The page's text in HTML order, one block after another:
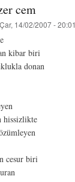
cem
Çar, 14/02/2007 - 20:01
kibar biri
donan
hissizlikte
cesur biri